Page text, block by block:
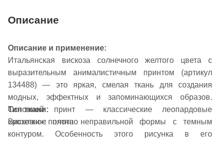
Описание
Описание и применение:
Итальянская вискоза солнечного желтого цвета с
выразительным анималистичным принтом (артикул
134488) — это яркая, смелая ткань для создания
модных, эффектных и запоминающихся образов.
Основной принт — классические леопардовые
«розетки»: пятна неправильной формы с темным
контуром. Особенность этого рисунка в его
Тип ткани:
Вискозное полотно